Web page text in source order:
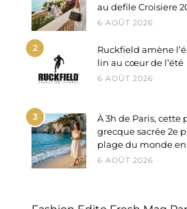
au defile Croisiere
6 AOÛT 2026
2
Ruckfield amène
lin au cœur de l’été
6 AOÛT 2026
3
À 3h de Paris, cette
grecque sacrée 2e
plage du monde en
6 AOÛT 2026